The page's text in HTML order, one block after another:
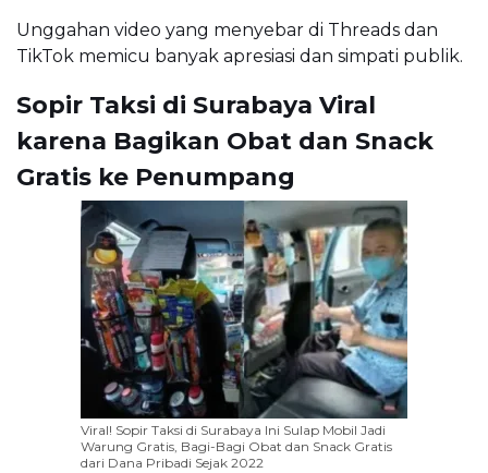
Unggahan video yang menyebar di Threads dan
TikTok memicu banyak apresiasi dan simpati publik.
Sopir Taksi di Surabaya Viral
karena Bagikan Obat dan Snack
Gratis ke Penumpang
Viral! Sopir Taksi di Surabaya Ini Sulap Mobil Jadi
Warung Gratis, Bagi-Bagi Obat dan Snack Gratis
dari Dana Pribadi Sejak 2022